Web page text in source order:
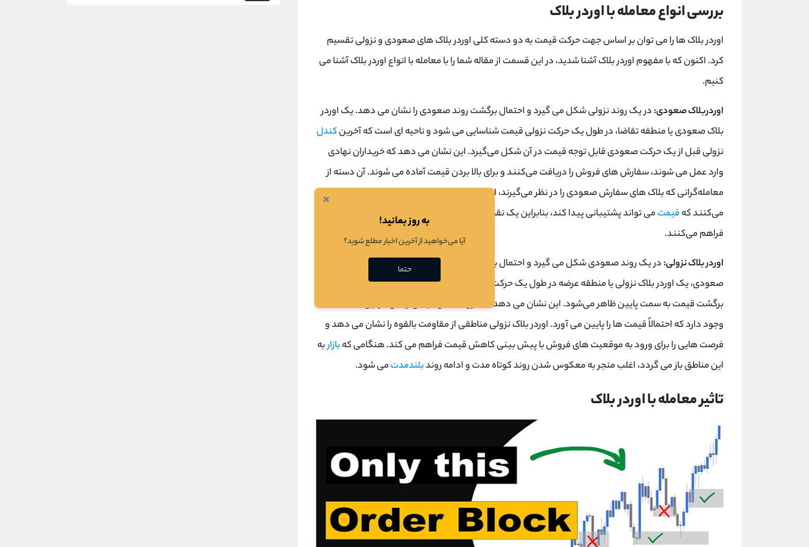
بررسی انواع معامله با اوردر بلاک
اوردر بلاک ها را می توان بر اساس جهت حرکت قیمت به دو دسته کلی اوردر بلاک های صعودی و نزولی تقسیم
کرد. اکنون که با مفهوم اوردر بلاک آشنا شدید، در این قسمت از مقاله شما را با معامله با انواع اوردر بلاک آشنا می
کنیم.
اوردربلاک صعودی: در یک روند نزولی شکل می گیرد و احتمال برگشت روند صعودی را نشان می دهد. یک اوردر
بلاک صعودی یا منطقه تقاضا، در طول یک حرکت نزولی قیمت شناسایی می ‌شود و ناحیه ‌ای است که آخرینکندل
نزولی قبل از یک حرکت صعودی قابل توجه قیمت در آن شکل می‌گیرد. این نشان می ‌دهد که خریداران نهادی
وارد عمل می‌ شوند، سفارش ‌های فروش را دریافت می‌کنند و برای بالا بردن قیمت آماده می‌ شوند. آن دسته از
معامله‌گرانی که بلاک ‌های سفارش صعودی را در نظر می‌گیرند، این مناطق را به ‌عنوان نقاط بالقوه ‌ای پیش‌ بینی
می‌کنند کهقیمتمی ‌تواند پشتیبانی پیدا کند، بنابراین یک نقطه ورود استراتژیک برای سفارش ‌های خرید
فراهم می‌کنند.
اوردر بلاک نزولی: در یک روند صعودی شکل می گیرد و احتمال برگشت روند نزولی را نشان می دهد. برخلاف روند
صعودی، یک اوردر بلاک نزولی یا منطقه عرضه در طول یک حرکت صعودی قیمت در آخرین کندل صعودی قبل از
برگشت قیمت به سمت پایین ظاهر می‌شود. این نشان می دهد که فروشندگان نهادی زیادی در این منطقه
وجود دارد که احتمالاً قیمت ها را پایین می آورد. اوردر بلاک نزولی مناطقی از مقاومت بالقوه را نشان می دهد و
فرصت هایی را برای ورود به موقعیت های فروش با پیش بینی کاهش قیمت فراهم می کند. هنگامی کهبازاربه
این مناطق باز می گردد، اغلب منجر به معکوس شدن روند کوتاه مدت و ادامه روندبلندمدتمی شود.
تاثیر معامله با اوردر بلاک
×
به روز بمانید!
آیا می‌خواهید از آخرین اخبار مطلع شوید؟
حتما